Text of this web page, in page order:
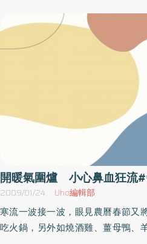
磨損，甚至口腔衛生不佳，已患有
長溫秀蓉說，過去檳榔族吃太多檳
自己有牙周病，因此不吃檳榔後感
立台東醫院牙科主任莊素惠主任指
衛生，加上抽菸、喝酒，又不喜歡
說，嚼食檳榔確實會磨損琺瑯質，
飲食，牙齒就受不了，因此很多
怕。世界衛生組織下屬的國際癌症
癌，台灣檳榔人口平均每年每人嚼
榔防制工作是相當必要。莊素惠
纖維化，口腔黏膜會遭破壞，導致
及較刺激的食物會感到痛，持續惡
指出，近十年，台灣每年罹患口
5400名新診斷口腔癌個案，2300
罹患的主要癌症中，發生和死亡情
開暖氣圍爐 小心鼻血狂流
2009/01/24 Uho編輯部
寒流一波接一波，眼見農曆春節又
吃火鍋，另外如燒酒雞、薑母鴨、